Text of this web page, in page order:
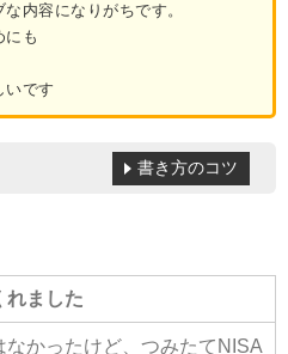
内容になりがちです。
にも
いです
書き方のコツ